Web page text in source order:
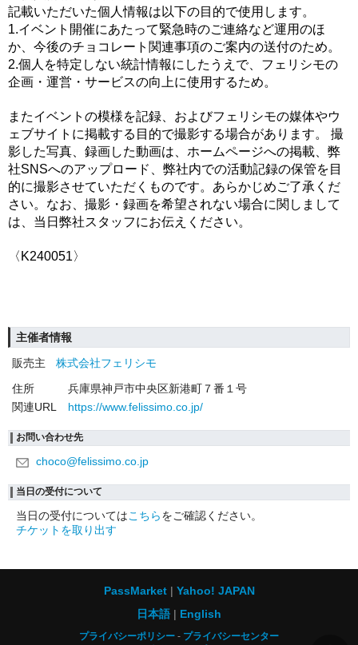
記載いただいた個人情報は以下の目的で使用します。
1.イベント開催にあたって緊急時のご連絡など運用のほ
か、今後のチョコレート関連事項のご案内の送付のため。
2.個人を特定しない統計情報にしたうえで、フェリシモの
企画・運営・サービスの向上に使用するため。
またイベントの模様を記録、およびフェリシモの媒体やウ
ェブサイトに掲載する目的で撮影する場合があります。 撮
影した写真、録画した動画は、ホームページへの掲載、弊
社SNSへのアップロード、弊社内での活動記録の保管を目
的に撮影させていただくものです。あらかじめご了承くだ
さい。なお、撮影・録画を希望されない場合に関しまして
は、当日弊社スタッフにお伝えください。
〈 K240051〉
主催者情報
販売主
株式会社フェリシモ
住所
兵庫県神戸市中央区新港町７番１号
関連URL
https://www.felissimo.co.jp/
お問い合わせ先
choco@felissimo.co.jp
当日の受付について
当日の受付についてはこちらをご確認ください。
チケットを取り出す
PassMarket
Yahoo! JAPAN
日本語
English
プライバシーポリシー
プライバシーセンター